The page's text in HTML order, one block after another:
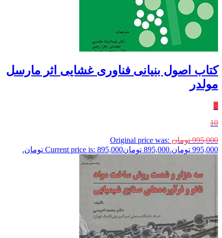
کتاب اصول بنیانی فناوری غشایی اثر مارسل
مولدر
10
995,000 تومان Original price was:
995,000 تومان.
895,000 تومانCurrent price is: 895,000 تومان.